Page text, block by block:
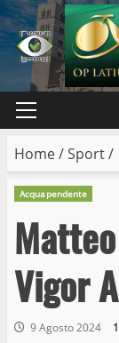
Skip
to
content
Primary
Home/Sport/
Acquapendente
Vigor
9 Agosto 2024